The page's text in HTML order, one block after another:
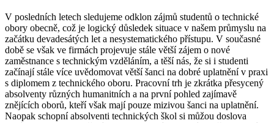
V posledních letech sledujeme odklon zájmů studentů o technické
obory obecně, což je logický důsledek situace v našem průmyslu na
začátku devadesátých let a nesystematického přístupu. V současné
době se však ve firmách projevuje stále větší zájem o nové
zaměstnance s technickým vzděláním, a těší nás, že si i studenti
začínají stále více uvědomovat větší šanci na dobré uplatnění v praxi
s diplomem z technického oboru. Pracovní trh je zkrátka přesycený
absolventy různých humanitních a na první pohled zajímavě
znějících oborů, kteří však mají pouze mizivou šanci na uplatnění.
Naopak schopní absolventi technických škol si můžou doslova